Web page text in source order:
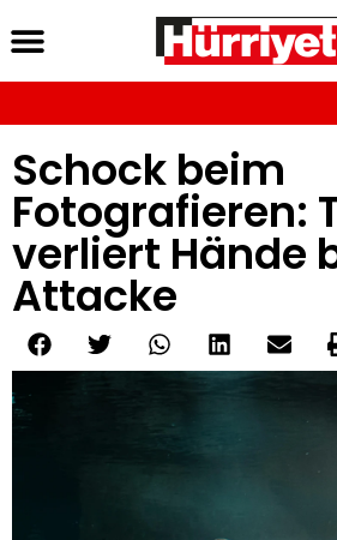
Schock beim
Fotografieren:
verliert Hände
Attacke